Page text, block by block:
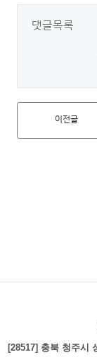
댓글목록
이전글
[28517] 충북 청주시